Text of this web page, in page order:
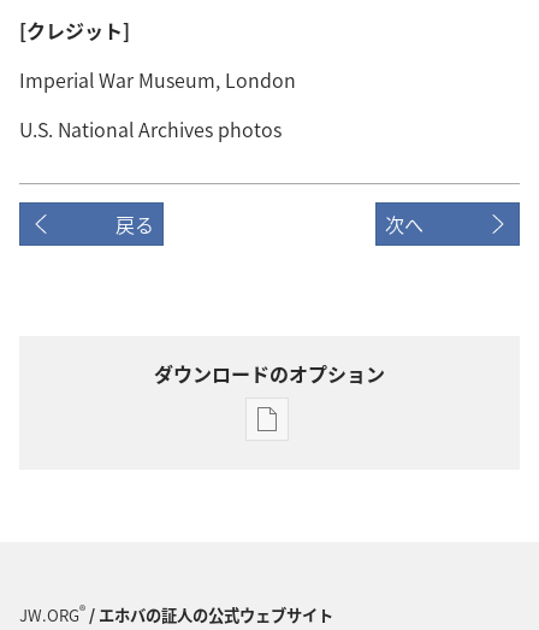
[クレジット]
Imperial War Museum, London
U.S. National Archives photos
戻る 次へ
ダウンロードのオプション
出
ン
JW.ORG®/ エホバの証人の公式ウェブサイト